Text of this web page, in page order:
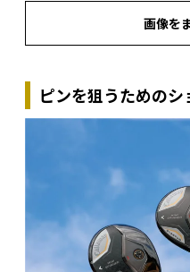
画像を
ピンを狙うための